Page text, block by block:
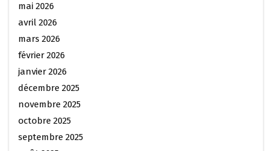
mai 2026
avril 2026
mars 2026
février 2026
janvier 2026
décembre 2025
novembre 2025
octobre 2025
septembre 2025